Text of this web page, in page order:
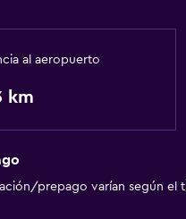
al aeropuerto
km
prepago varían según el